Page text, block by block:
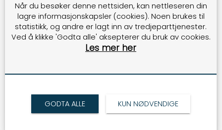
Når du besøker denne nettsiden, kan nettleseren din
lagre informasjonskapsler (cookies). Noen brukes til
statistikk, og andre er lagt inn av tredjeparttjenester.
Ved å klikke 'Godta alle' aksepterer du bruk av cookies.
Les mer her
GODTA ALLE KUN NØDVENDIGE